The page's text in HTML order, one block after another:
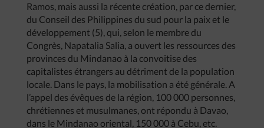
Ramos, mais aussi la récente création, par ce dernier,
du Conseil des Philippines du sud pour la paix et le
développement (5), qui, selon le membre du
Congrès, Napatalia Salia, a ouvert les ressources des
provinces du Mindanao à la convoitise des
capitalistes étrangers au détriment de la population
locale. Dans le pays, la mobilisation a été générale. A
l’appel des évêques de la région, 100 000 personnes,
chrétiennes et musulmanes, ont répondu à Davao,
dans le Mindanao oriental, 150 000 à Cebu, etc.